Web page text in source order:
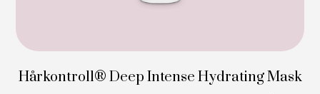
Hårkontroll® Deep Intense Hydrating Mask